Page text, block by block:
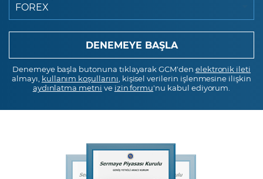
Denemeye başla butonuna tıklayarak GCM'den elektronik ileti
almayı, kullanım koşullarını , kişisel verilerin işlenmesine ilişkin
aydınlatma metni ve izin formu'nu kabul ediyorum.